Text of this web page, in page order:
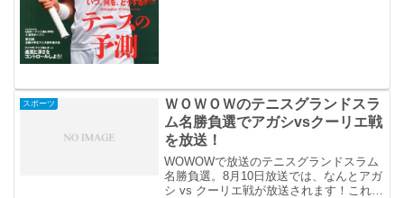
スポーツ
ＷＯＷＯＷのテニスグランドスラ
ム名勝負選でアガシvsクーリエ戦
を放送！
WOWOWで放送のテニスグランドスラム
名勝負選。8月10日放送では、なんとアガ
シ vs クーリエ戦が放送されます！これは